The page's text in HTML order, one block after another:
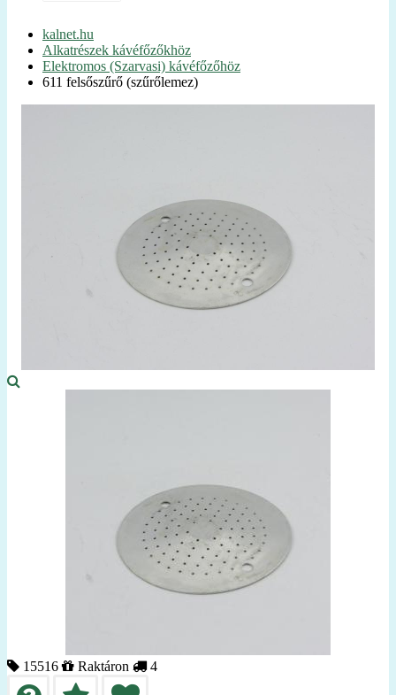
kalnet.hu
Alkatrészek kávéfőzőkhöz
Elektromos (Szarvasi) kávéfőzőhöz
611 felsőszűrő (szűrőlemez)
15516 Raktáron 4